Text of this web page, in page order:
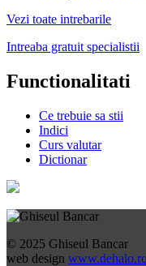
Vezi toate intrebarile
Intreaba gratuit specialistii
Functionalitati
Ce trebuie sa stii
Indici
Curs valutar
Dictionar
© 2025 Ghiseul Bancar
web design